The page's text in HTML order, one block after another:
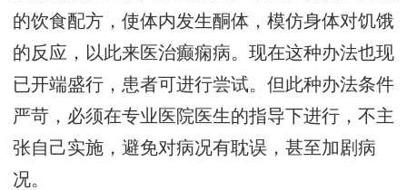
的饮食配方，使体内发生酮体，模仿身体对饥饿
的反应，以此来医治癫痫病。现在这种办法也现
已开端盛行，患者可进行尝试。但此种办法条件
严苛，必须在专业医院医生的指导下进行，不主
张自己实施，避免对病况有耽误，甚至加剧病
况。